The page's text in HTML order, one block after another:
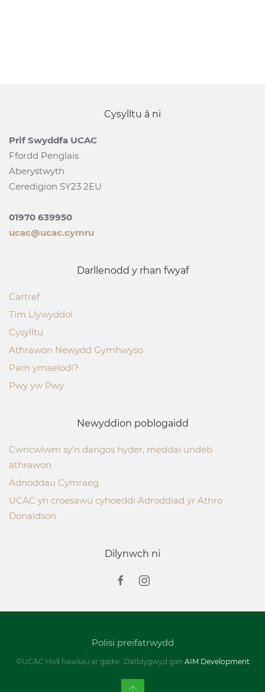
Cysylltu â ni
Prif Swyddfa UCAC
Ffordd Penglais
Aberystwyth
Ceredigion SY23 2EU
01970 639950
ucac@ucac.cymru
Darllenodd y rhan fwyaf
Cartref
Tim Llywyddol
Cysylltu
Athrawon Newydd Gymhwyso
Pam ymaelodi?
Pwy yw Pwy
Newyddion poblogaidd
Cwricwlwm sy’n dangos hyder, meddai undeb
athrawon
Adnoddau Cymraeg
UCAC yn croesawu cyhoeddi Adroddiad yr Athro
Donaldson
Dilynwch ni
Polisi preifatrwydd
©UCAC Holl hawliau ar gadw. Datblygwyd gan AIM Development